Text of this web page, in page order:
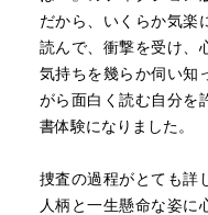
日本の年間行方不明児
知ると小説だなんて言
被害者家族への誹謗中
おきている。
誰もいなくならないで
今年の28冊目
だから、いくらか気楽
読んで、衝撃を受け、
気持ちを幾らか伺い知
がら面白く読む自分を
書体験になりました。
捜査の過程がとても詳
人柄と一生懸命な姿に